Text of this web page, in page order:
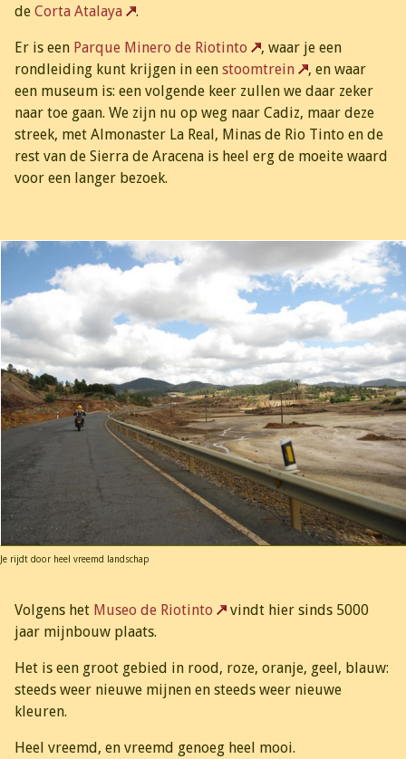
de Corta Atalaya .
Er is een Parque Minero de Riotinto
, waar je een
rondleiding kunt krijgen in een stoomtrein
, en waar
een museum is: een volgende keer zullen we daar zeker
naar toe gaan. We zijn nu op weg naar Cadiz, maar deze
streek, met Almonaster La Real, Minas de Rio Tinto en de
rest van de Sierra de Aracena is heel erg de moeite waard
voor een langer bezoek.
Je rijdt door heel vreemd landschap
Volgens het Museo de Riotinto
vindt hier sinds 5000
jaar mijnbouw plaats.
Het is een groot gebied in rood, roze, oranje, geel, blauw:
steeds weer nieuwe mijnen en steeds weer nieuwe
kleuren.
Heel vreemd, en vreemd genoeg heel mooi.